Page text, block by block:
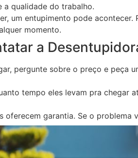
a qualidade do trabalho.
um entupimento pode
momento.
a
pergunte sobre o preço e peça
tempo eles levam pra chegar
oferecem garantia. Se o